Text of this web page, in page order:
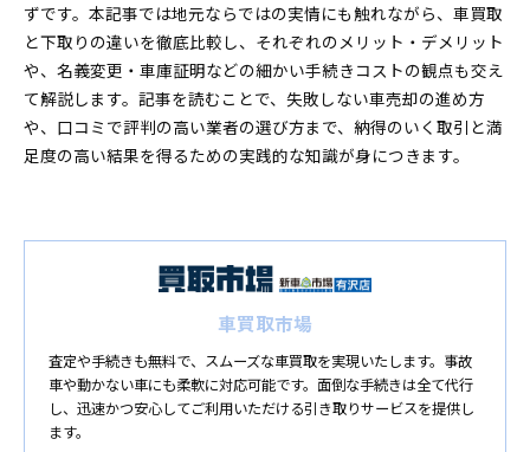
ずです。本記事では地元ならではの実情にも触れながら、車買取
と下取りの違いを徹底比較し、それぞれのメリット・デメリット
や、名義変更・車庫証明などの細かい手続きコストの観点も交え
て解説します。記事を読むことで、失敗しない車売却の進め方
や、口コミで評判の高い業者の選び方まで、納得のいく取引と満
足度の高い結果を得るための実践的な知識が身につきます。
車買取市場
査定や手続きも無料で、スムーズな車買取を実現いたします。事故
車や動かない車にも柔軟に対応可能です。面倒な手続きは全て代行
し、迅速かつ安心してご利用いただける引き取りサービスを提供し
ます。